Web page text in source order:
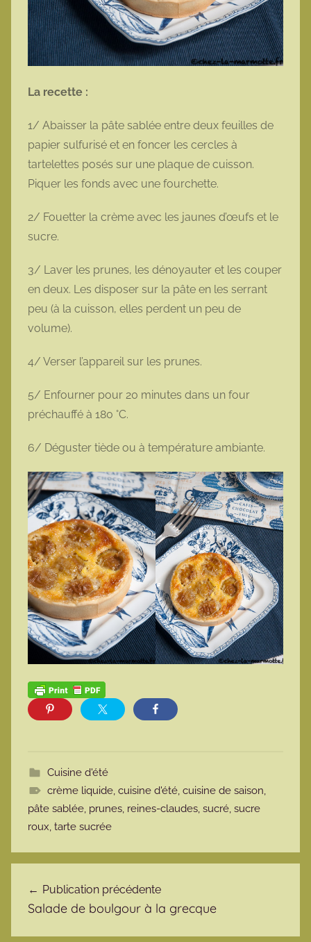
La recette :
1/ Abaisser la pâte sablée entre deux feuilles de
papier sulfurisé et en foncer les cercles à
tartelettes posés sur une plaque de cuisson.
Piquer les fonds avec une fourchette.
2/ Fouetter la crème avec les jaunes d’œufs et le
sucre.
3/ Laver les prunes, les dénoyauter et les couper
en deux. Les disposer sur la pâte en les serrant
peu (à la cuisson, elles perdent un peu de
volume).
4/ Verser l’appareil sur les prunes.
5/ Enfourner pour 20 minutes dans un four
préchauffé à 180 °C.
6/ Déguster tiède ou à température ambiante.
Cuisine d'été
crème liquide, cuisine d'été, cuisine de saison,
pâte sablée, prunes, reines-claudes, sucré, sucre
roux, tarte sucrée
Publication précédente
Salade de boulgour à la grecque